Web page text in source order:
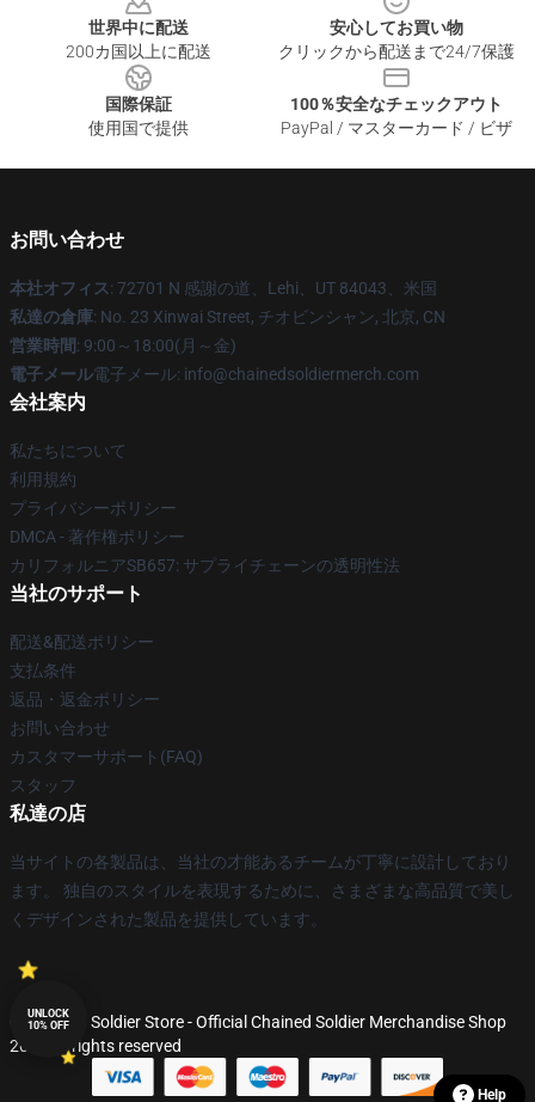
世界中に配送
200カ国以上に配送
安心してお買い物
クリックから配送まで24/7保護
国際保証
使用国で提供
100％安全なチェックアウト
PayPal / マスターカード / ビザ
お問い合わせ
本社オフィス: 72701 N 感謝の道、Lehi、UT 84043、米国
私達の倉庫: No. 23 Xinwai Street, チオビンシャン, 北京, CN
営業時間: 9:00～18:00(月～金)
電子メール電子メール: info@chainedsoldiermerch.com
会社案内
私たちについて
利用規約
プライバシーポリシー
DMCA - 著作権ポリシー
カリフォルニアSB657: サプライチェーンの透明性法
当社のサポート
配送&配送ポリシー
支払条件
返品・返金ポリシー
お問い合わせ
カスタマーサポート(FAQ)
スタッフ
私達の店
当サイトの各製品は、当社の才能あるチームが丁寧に設計しており
ます。 独自のスタイルを表現するために、さまざまな高品質で美し
くデザインされた製品を提供しています。
© Chained Soldier Store - Official Chained Soldier Merchandise Shop
2026 all rights reserved
Help
UNLOCK
10% OFF